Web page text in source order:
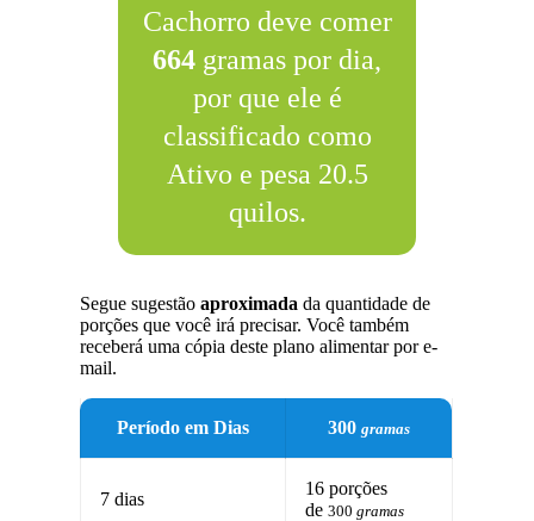
Cachorro deve comer
664 gramas por dia,
por que ele é
classificado como
Ativo e pesa 20.5
quilos.
Segue sugestãoaproximada da quantidade de
porções que você irá precisar. Você também
receberá uma cópia deste plano alimentar por e-
mail.
Período em Dias 300gramas
7 dias
16 porções
de300gramas